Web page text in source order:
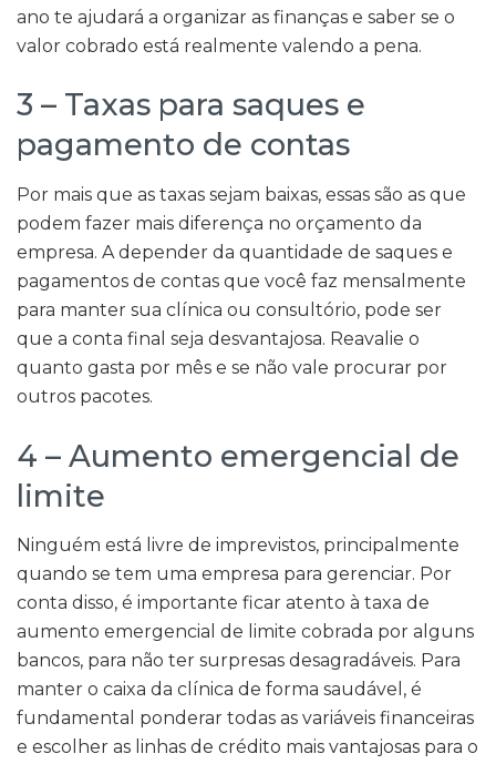
ano te ajudará a organizar as finanças e saber se o
valor cobrado está realmente valendo a pena.
3 – Taxas para saques e
pagamento de contas
Por mais que as taxas sejam baixas, essas são as que
podem fazer mais diferença no orçamento da
empresa. A depender da quantidade de saques e
pagamentos de contas que você faz mensalmente
para manter sua clínica ou consultório, pode ser
que a conta final seja desvantajosa. Reavalie o
quanto gasta por mês e se não vale procurar por
outros pacotes.
4 – Aumento emergencial de
limite
Ninguém está livre de imprevistos, principalmente
quando se tem uma empresa para gerenciar. Por
conta disso, é importante ficar atento à taxa de
aumento emergencial de limite cobrada por alguns
bancos, para não ter surpresas desagradáveis. Para
manter o caixa da clínica de forma saudável, é
fundamental ponderar todas as variáveis financeiras
e escolher as linhas de crédito mais vantajosas para o